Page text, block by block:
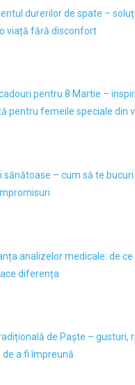
durerilor de spate –
viață fără disconfort
pentru 8 Martie –
pentru femeile speciale din
sănătoase – cum să te
analizelor medicale: de
diferența
de Paște – gusturi,
de a fi împreună